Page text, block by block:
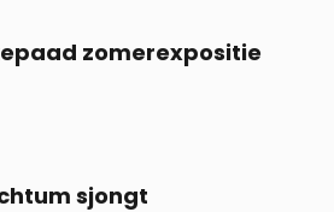
zomerexpositie
sjongt